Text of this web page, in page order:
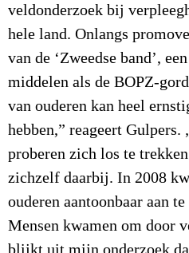
veldonderzoek bij
hele land. Onlangs
van de ‘Zweedse band’,
middelen als de BOPZ-
van ouderen kan heel
hebben,” reageert Gulpers.
proberen zich los te
zichzelf daarbij. In 2008
ouderen aantoonbaar aan
Mensen kwamen om door